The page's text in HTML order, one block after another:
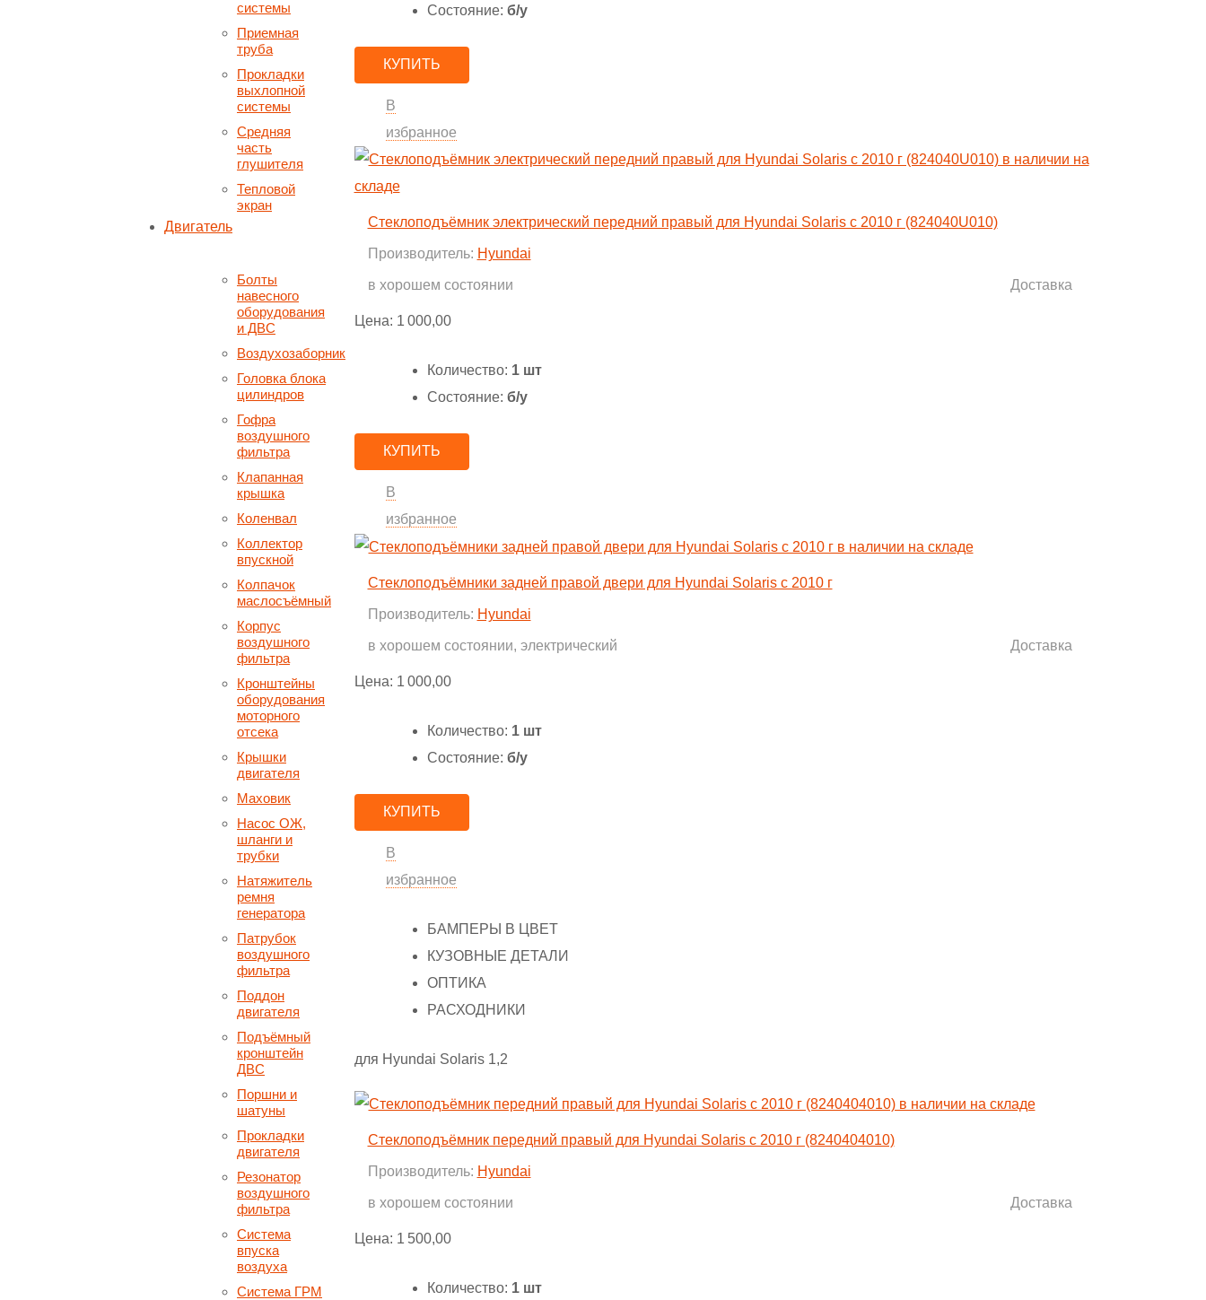
системы
Приемная
труба
Прокладки
выхлопной
системы
Средняя
часть
глушителя
Тепловой
экран
Двигатель
Болты
навесного
оборудования
и ДВС
Воздухозаборник
Головка блока
цилиндров
Гофра
воздушного
фильтра
Клапанная
крышка
Коленвал
Коллектор
впускной
Колпачок
маслосъёмный
Корпус
воздушного
фильтра
Кронштейны
оборудования
моторного
отсека
Крышки
двигателя
Маховик
Насос ОЖ,
шланги и
трубки
Натяжитель
ремня
генератора
Патрубок
воздушного
фильтра
Поддон
двигателя
Подъёмный
кронштейн
ДВС
Поршни и
шатуны
Прокладки
двигателя
Резонатор
воздушного
фильтра
Система
впуска
воздуха
Система ГРМ
Состояние: б/у
КУПИТЬ
В
избранное
Стеклоподъёмник электрический передний правый для Hyundai Solaris с 2010 г (824040U010)
Производитель: Hyundai
в хорошем состоянии Доставка
Цена: 1 000,00
Количество: 1 шт
Состояние: б/у
КУПИТЬ
В
избранное
Стеклоподъёмники задней правой двери для Hyundai Solaris с 2010 г
Производитель: Hyundai
в хорошем состоянии, электрический Доставка
Цена: 1 000,00
Количество: 1 шт
Состояние: б/у
КУПИТЬ
В
избранное
БАМПЕРЫ В ЦВЕТ
КУЗОВНЫЕ ДЕТАЛИ
ОПТИКА
РАСХОДНИКИ
для Hyundai Solaris 1,2
Стеклоподъёмник передний правый для Hyundai Solaris с 2010 г (8240404010)
Производитель: Hyundai
в хорошем состоянии Доставка
Цена: 1 500,00
Количество: 1 шт